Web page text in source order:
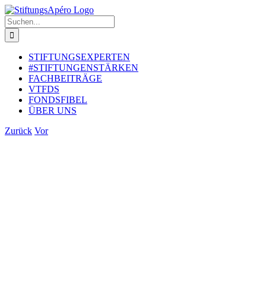
Zum
Inhalt
springen
Suche
nach:
STIFTUNGSEXPERTEN
#STIFTUNGENSTÄRKEN
FACHBEITRÄGE
VTFDS
FONDSFIBEL
ÜBER UNS
Zurück Vor